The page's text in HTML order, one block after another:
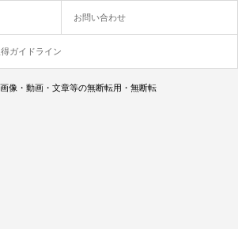
お問い合わせ
ガイドライン
像・動画・文章等の無断転用・無断転